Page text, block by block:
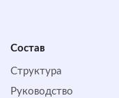
Состав
Структура
Руководство